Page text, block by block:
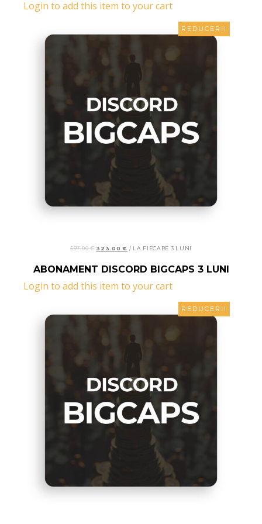
Login to add this item to your cart
REDUCERI!
597.00€ 323.00€ / LA FIECARE 3 LUNI
READ MORE
ABONAMENT DISCORD BIGCAPS 3 LUNI
Login to add this item to your cart
REDUCERI!